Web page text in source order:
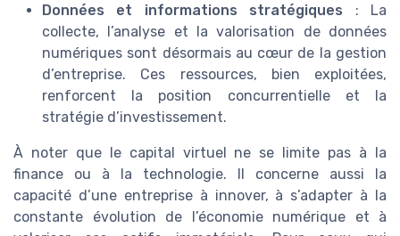
Données et informations stratégiques : La
collecte, l’analyse et la valorisation de données
numériques sont désormais au cœur de la gestion
d’entreprise. Ces ressources, bien exploitées,
renforcent la position concurrentielle et la
stratégie d’investissement.
À noter que le capital virtuel ne se limite pas à la
finance ou à la technologie. Il concerne aussi la
capacité d’une entreprise à innover, à s’adapter à la
constante évolution de l’économie numérique et à